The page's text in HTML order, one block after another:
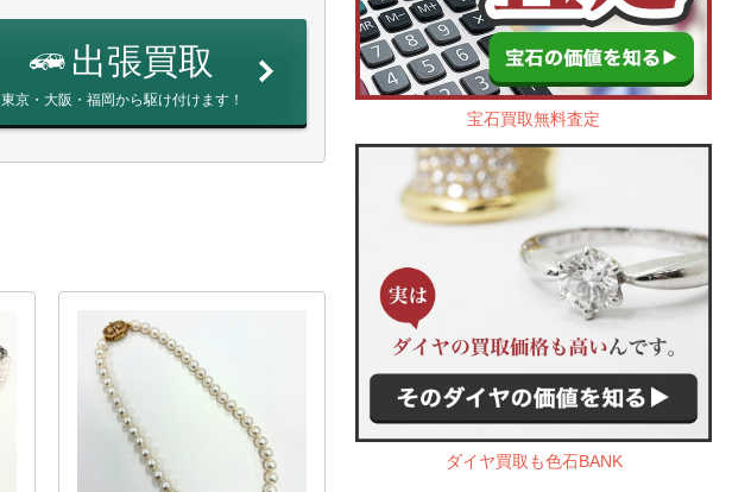
出張買取
東京・大阪・福岡から駆け付けます！
宝石買取無料査定
ダイヤ買取も色石BANK